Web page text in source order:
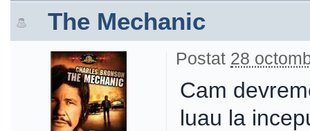
The Mechanic
Postat 28
Cam
luau la